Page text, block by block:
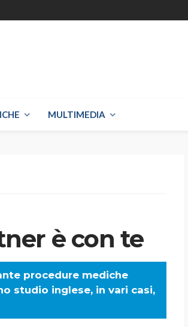
MULTIMEDIA
è con te
procedure mediche
studio inglese, in vari casi,